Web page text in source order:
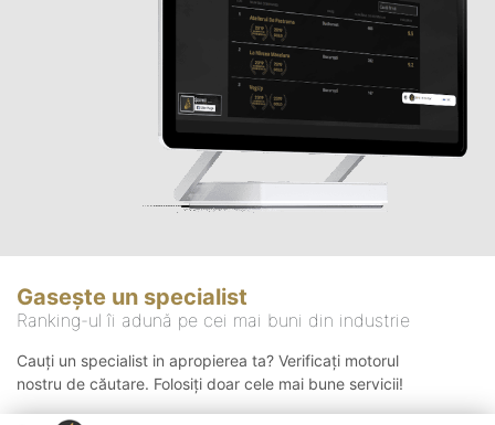
Gasește un specialist
Ranking-ul îi adună pe cei mai buni din industrie
Cauți un specialist in apropierea ta? Verificați motorul
nostru de căutare. Folosiți doar cele mai bune servicii!